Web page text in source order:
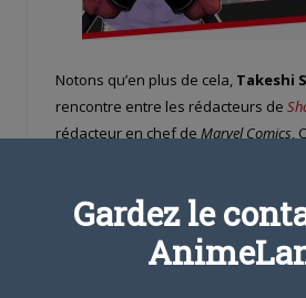
Notons qu’en plus de cela, Takeshi
rencontre entre les rédacteurs de
rédacteur en chef de Marvel Comics,
Kodanshi a tenu à deux reprises
et 2018, un « Marvel » Manga
Gardez le